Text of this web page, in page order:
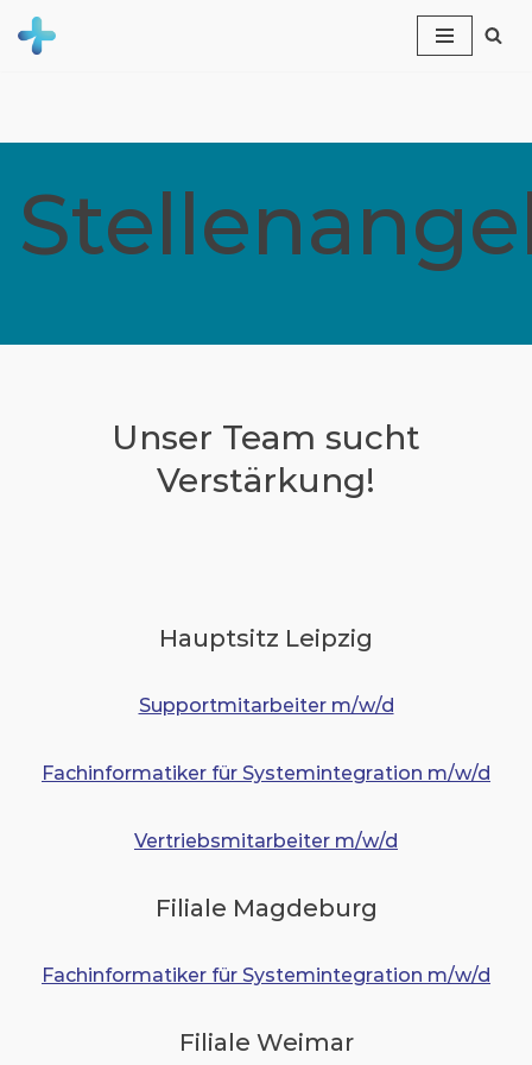
Unser Team sucht
Verstärkung!
Hauptsitz Leipzig
Supportmitarbeiter m/w/d
Fachinformatiker für Systemintegration m/w/d
Vertriebsmitarbeiter m/w/d
Filiale Magdeburg
Fachinformatiker für Systemintegration m/w/d
Filiale Weimar